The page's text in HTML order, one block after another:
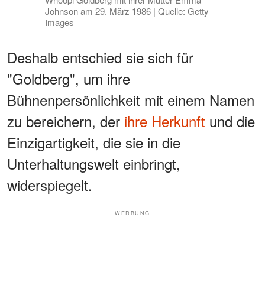
Johnson am 29. März 1986 | Quelle: Getty
Images
Deshalb entschied sie sich für
"Goldberg", um ihre
Bühnenpersönlichkeit mit einem Namen
zu bereichern, der ihre Herkunft und die
Einzigartigkeit, die sie in die
Unterhaltungswelt einbringt,
widerspiegelt.
WERBUNG